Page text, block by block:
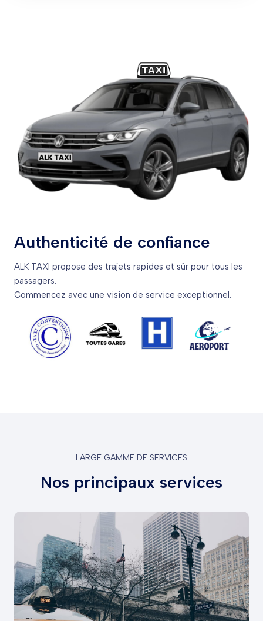
Authenticité de confiance
ALK TAXI propose des trajets rapides et sûr pour tous les
passagers.
Commencez avec une vision de service exceptionnel.
LARGE GAMME DE SERVICES
Nos principaux services